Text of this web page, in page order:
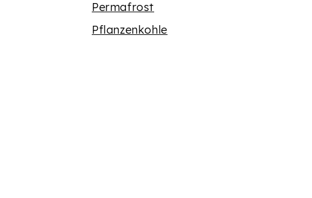
Permafrost
Pflanzenkohle